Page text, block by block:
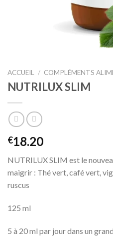
ACCUEIL / COMPLÉMENTS
NUTRILUX SLIM
€18.20
NUTRILUX SLIM est le
maigrir : Thé vert, café vert,
ruscus
125 ml
5 à 20 ml par jour dans un